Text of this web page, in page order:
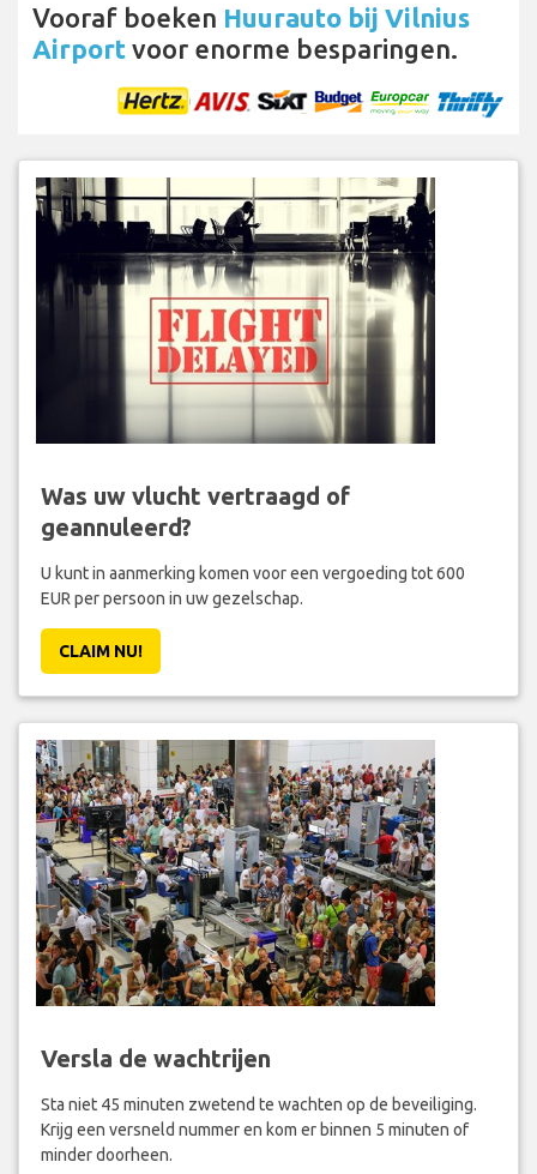
Vooraf boeken Huurauto bij Vilnius
Airport voor enorme besparingen.
Was uw vlucht vertraagd of
geannuleerd?
U kunt in aanmerking komen voor een vergoeding tot 600
EUR per persoon in uw gezelschap.
CLAIM NU!
Versla de wachtrijen
Sta niet 45 minuten zwetend te wachten op de beveiliging.
Krijg een versneld nummer en kom er binnen 5 minuten of
minder doorheen.